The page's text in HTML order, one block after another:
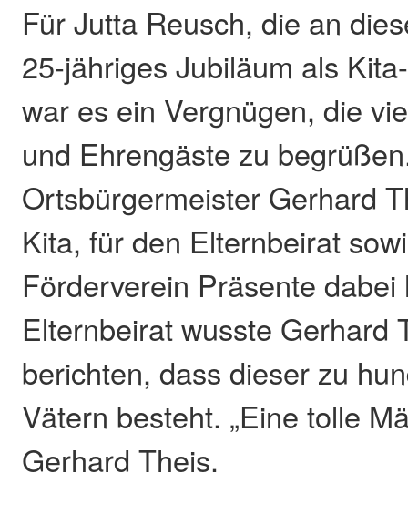
Für Jutta Reusch, die an
25-jähriges Jubiläum als
war es ein Vergnügen, die
und Ehrengäste zu
Ortsbürgermeister Gerhard
Kita, für den Elternbeirat
Förderverein Präsente
Elternbeirat wusste Gerhard
berichten, dass dieser zu
Vätern besteht. „Eine tolle
Gerhard Theis.